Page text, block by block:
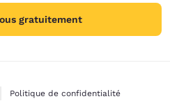
gratuitement
Politique de confidentialité